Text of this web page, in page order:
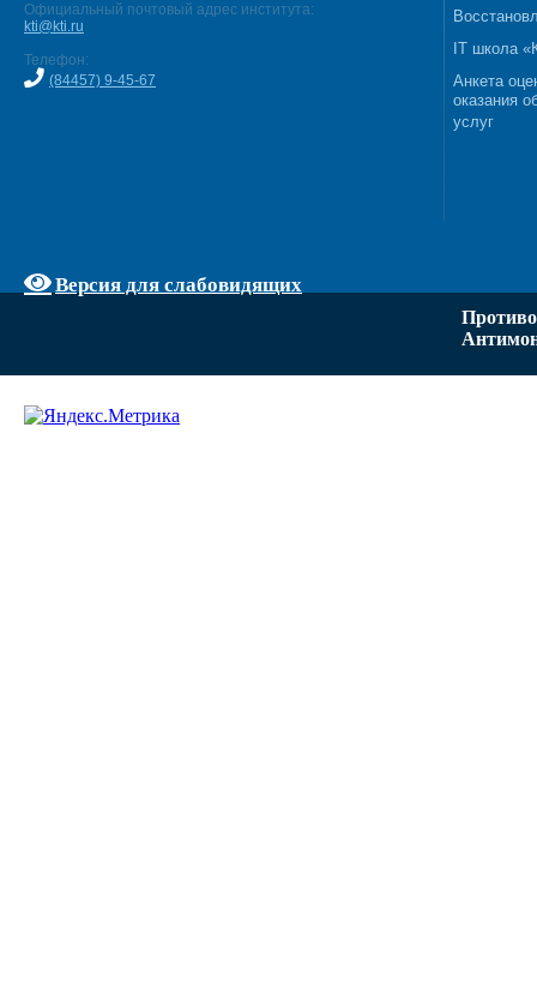
Официальный почтовый адрес института:
kti@kti.ru
Телефон:
(84457) 9-45-67
Версия для слабовидящих
IT школа
Анкета
оказания
услуг